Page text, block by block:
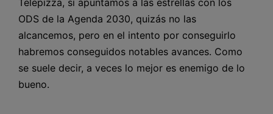
Telepizza, si apuntamos a las estrellas con los
ODS de la Agenda 2030, quizás no las
alcancemos, pero en el intento por conseguirlo
habremos conseguidos notables avances. Como
se suele decir, a veces lo mejor es enemigo de lo
bueno.